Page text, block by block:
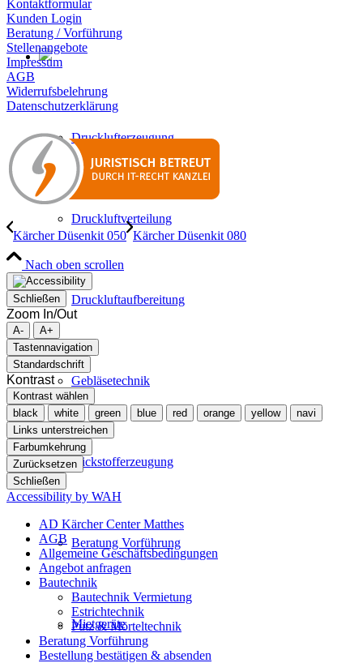
Drucklufterzeugung
Druckluftverteilung
Druckluftaufbereitung
Gebläsetechnik
Stickstofferzeugung
Beratung Vorführung
Mietgeräte
Kontaktformular
Kunden Login
Beratung / Vorführung
Stellenangebote
Impressum
AGB
Widerrufsbelehrung
Datenschutzerklärung
Kärcher Düsenkit 050 Kärcher Düsenkit 080
Nach oben scrollen
Schließen
Zoom In/Out
A-
A+
Tastennavigation
Standardschrift
Kontrast
Kontrast wählen
black
white green blue red orange yellow
navi
Links unterstreichen
Farbumkehrung
Zurücksetzen
Schließen
Accessibility by WAH
AD Kärcher Center Matthes
AGB
Allgemeine Geschäftsbedingungen
Angebot anfragen
Bautechnik
Bautechnik Vermietung
Estrichtechnik
Putz & Mörteltechnik
Beratung Vorführung
Bestellung bestätigen & absenden